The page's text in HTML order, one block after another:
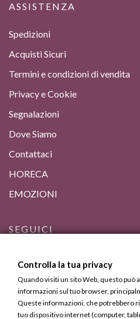
ASSISTENZA
Spedizioni
Acquisti Sicuri
Termini e condizioni di vendita
Privacy e Cookie
Segnalazioni
Dove Siamo
Contattaci
HORECA
EMOZIONI
SEGUICI
Controlla la tua privacy
Quando visiti un sito Web, questo può
informazioni sul tuo browser,
Queste informazioni, che potrebbero
tuo dispositivo internet (computer,